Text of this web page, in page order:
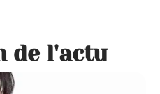
de l'actu